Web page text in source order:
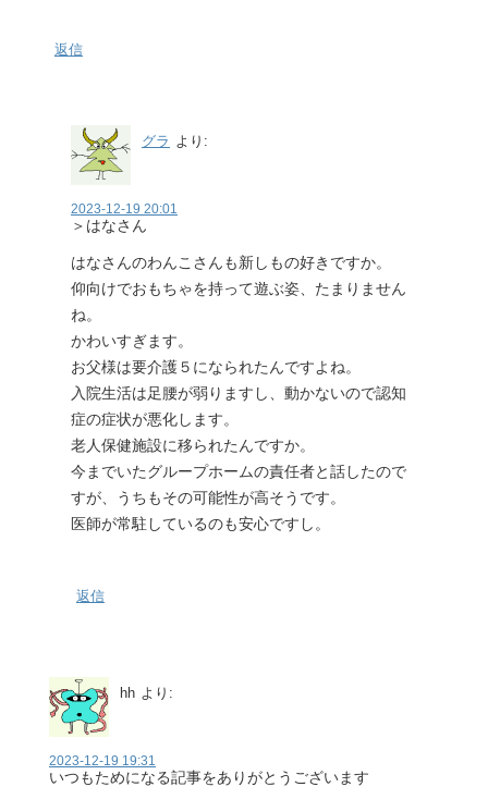
返信
グラ より:
2023-12-19 20:01
＞はなさん
はなさんのわんこさんも新しもの好きですか。
仰向けでおもちゃを持って遊ぶ姿、たまりません
ね。
かわいすぎます。
お父様は要介護５になられたんですよね。
入院生活は足腰が弱りますし、動かないので認知
症の症状が悪化します。
老人保健施設に移られたんですか。
今までいたグループホームの責任者と話したので
すが、うちもその可能性が高そうです。
医師が常駐しているのも安心ですし。
返信
hh より:
2023-12-19 19:31
いつもためになる記事をありがとうございます